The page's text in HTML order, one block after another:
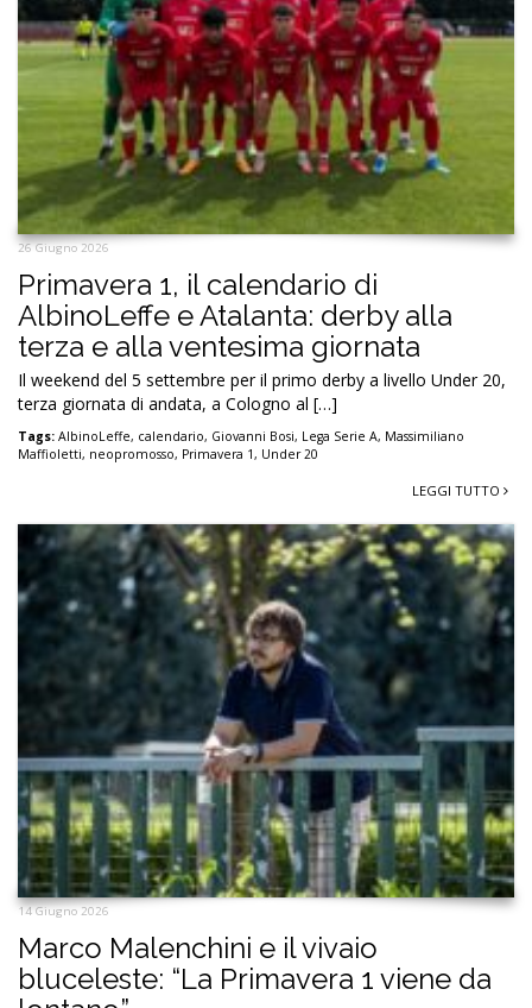
26 Giugno 2026
Primavera 1, il calendario di
AlbinoLeffe e Atalanta: derby alla
terza e alla ventesima giornata
Il weekend del 5 settembre per il primo derby a livello Under 20,
terza giornata di andata, a Cologno al […]
Tags: AlbinoLeffe, calendario, Giovanni Bosi, Lega Serie A, Massimiliano
Maffioletti, neopromosso, Primavera 1, Under 20
LEGGI TUTTO
14 Giugno 2026
Marco Malenchini e il vivaio
bluceleste: “La Primavera 1 viene da